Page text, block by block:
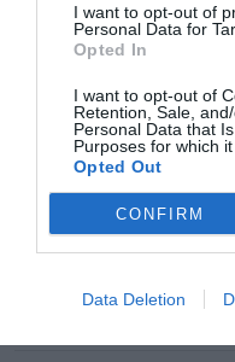
I want to opt-out of
Personal Data for
Opted In
I want to opt-out of
Retention, Sale,
Personal Data that
Purposes for which it
Opted Out
CONFIRM
Data Deletion
en